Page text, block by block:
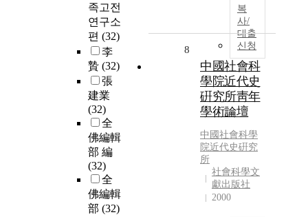
족고전
연구소
편 (32)
李
贄 (32)
張
建業
(32)
全
佛編輯
部 編
(32)
全
佛編輯
部 (32)
복
사/
대출
신청
8
中國社會科
學院近代史
硏究所靑年
學術論壇
中國社會科學
院近代史硏究
所
社會科學文
獻出版社
2000